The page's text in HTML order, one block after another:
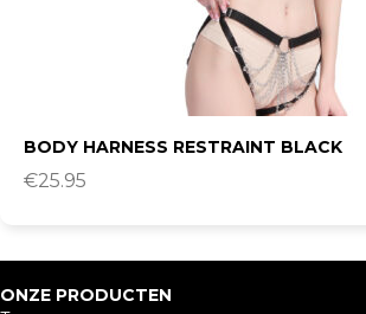
BODY HARNESS RESTRAINT BLACK
€25.95
ONZE PRODUCTEN